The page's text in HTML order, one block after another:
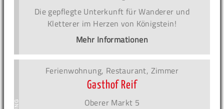
Die gepflegte Unterkunft für Wanderer und
Kletterer im Herzen von Königstein!
Mehr Informationen
Ferienwohnung, Restaurant, Zimmer
Gasthof Reif
Oberer Markt 5